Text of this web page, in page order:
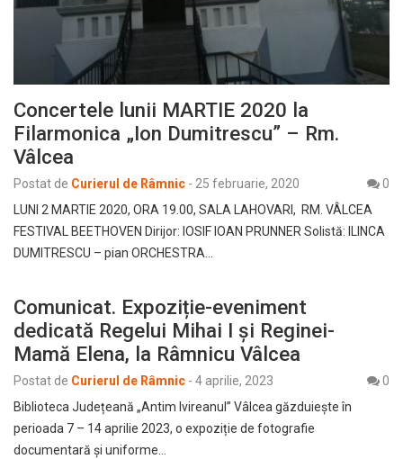
Concertele lunii MARTIE 2020 la
Filarmonica „Ion Dumitrescu” – Rm.
Vâlcea
Postat de Curierul de Râmnic - 25 februarie, 2020
0
LUNI 2 MARTIE 2020, ORA 19.00, SALA LAHOVARI, RM. VÂLCEA
FESTIVAL BEETHOVEN Dirijor: IOSIF IOAN PRUNNER Solistă: ILINCA
DUMITRESCU – pian ORCHESTRA…
Comunicat. Expoziție-eveniment
dedicată Regelui Mihai I și Reginei-
Mamă Elena, la Râmnicu Vâlcea
Postat de Curierul de Râmnic - 4 aprilie, 2023
0
Biblioteca Județeană „Antim Ivireanul” Vâlcea găzduiește în
perioada 7 – 14 aprilie 2023, o expoziție de fotografie
documentară și uniforme…